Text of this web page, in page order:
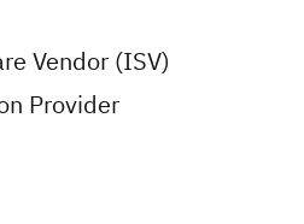
Vendor (ISV)
Provider